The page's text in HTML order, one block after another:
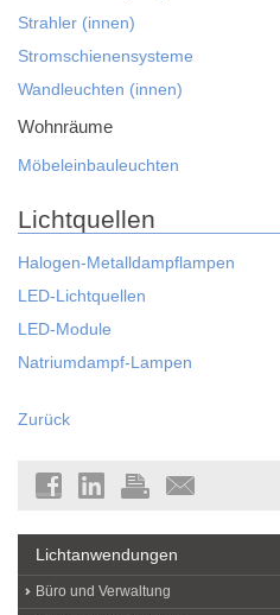
Strahler (innen)
Stromschienensysteme
Wandleuchten (innen)
Wohnräume
Möbeleinbauleuchten
Lichtquellen
Halogen-Metalldampflampen
LED-Lichtquellen
LED-Module
Natriumdampf-Lampen
Zurück
Lichtanwendungen
Büro und Verwaltung